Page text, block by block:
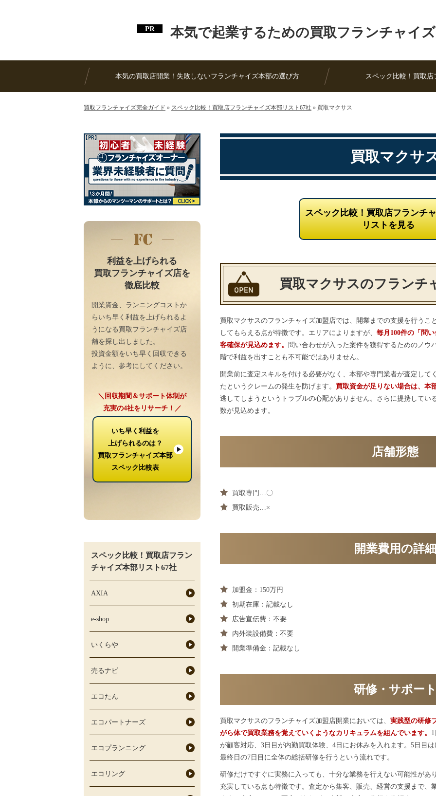
本気で起業するための買取フランチャイ
本気の買取店開業！失敗しないフランチャイズ本部の選び方 スペック比較！買取
買取フランチャイズ完全ガイド » スペック比較！買取店フランチャイズ本部リスト67社 » 買取マクサス
買取マクサ
スペック比較！買取店フランチ
リストを見る
買取マクサスのフランチ
買取マクサスのフランチャイズ加盟店では、開業までの支援を行うこ
してもらえる点が特徴です。エリアによりますが、 毎月100件の「問
客確保が見込めます。
問い合わせが入った案件を獲得するためのノウ
階で利益を出すことも不可能ではありません。
開業前に査定スキルを付ける必要がなく、本部や専門業者が査定して
たというクレームの発生を防げます。 買取資金が足りない場合は、本
逃してしまうというトラブルの心配がありません。さらに提携してい
数が見込めます。
店舗形態
買取専門…〇
買取販売…×
開業費用の詳細
加盟金：150万円
初期在庫：記載なし
広告宣伝費：不要
内外装設備費：不要
開業準備金：記載なし
研修・サポー
買取マクサスのフランチャイズ加盟店開業においては、 実践型の研修
がら体で買取業務を覚えていくようなカリキュラムを組んでいます。
が顧客対応、3日目が内勤買取体験、4日にお休みを入れます。5日目
最終日の7日目に全体の総括研修を行うという流れです。
研修だけですぐに実務に入っても、十分な業務を行えない可能性があ
充実している点も特徴です。査定から集客、販売、経営の支援まで、
利益を上げられる
買取フランチャイズ店を
徹底比較
開業資金、ランニングコストか
らいち早く利益を上げられるよ
うになる買取フランチャイズ店
舗を探し出しました。
投資金額をいち早く回収できる
ように、参考にしてください。
＼回収期間＆サポート体制が
充実の4社をリサーチ！／
いち早く利益を
上げられるのは？
買取フランチャイズ本部
スペック比較表
スペック比較！買取店フラン
チャイズ本部リスト67社
AXIA
e-shop
いくらや
売るナビ
エコたん
エコパートナーズ
エコプランニング
エコリング